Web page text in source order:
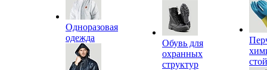
Одноразовая
одежда
Обувь для
охранных
структур